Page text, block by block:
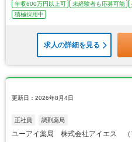
年収600万円以上可 未経験者も応募可能
積極採用中
求人の詳細を見る
更新日：2026年8月4日
正社員 調剤薬局
ユーアイ薬局 株式会社アイエス （